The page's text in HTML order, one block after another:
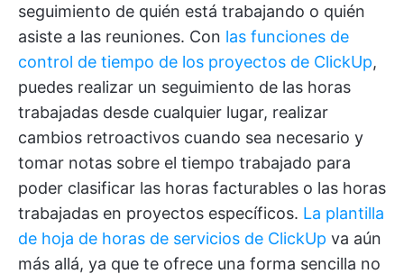
seguimiento de quién está trabajando o quién
asiste a las reuniones. Con las funciones de
control de tiempo de los proyectos de ClickUp,
puedes realizar un seguimiento de las horas
trabajadas desde cualquier lugar, realizar
cambios retroactivos cuando sea necesario y
tomar notas sobre el tiempo trabajado para
poder clasificar las horas facturables o las horas
trabajadas en proyectos específicos. La plantilla
de hoja de horas de servicios de ClickUp va aún
más allá, ya que te ofrece una forma sencilla no